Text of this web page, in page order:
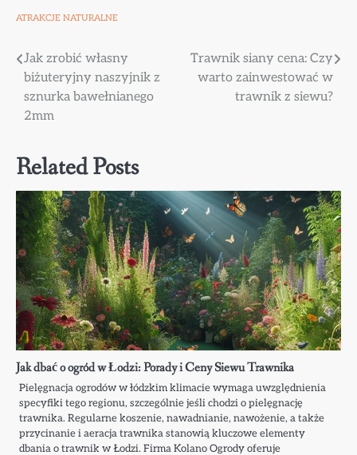
ATRAKCJE NATURALNE
Nawigacja
wpisu
Jak zrobić własny
biżuteryjny naszyjnik z
sznurka bawełnianego
2mm
Trawnik siany cena: Czy
warto zainwestować w
trawnik z siewu?
Related Posts
Jak dbać o ogród w Łodzi: Porady i Ceny Siewu Trawnika
Pielęgnacja ogrodów w łódzkim klimacie wymaga uwzględnienia
specyfiki tego regionu, szczególnie jeśli chodzi o pielęgnację
trawnika. Regularne koszenie, nawadnianie, nawożenie, a także
przycinanie i aeracja trawnika stanowią kluczowe elementy
dbania o trawnik w Łodzi. Firma Kolano Ogrody oferuje